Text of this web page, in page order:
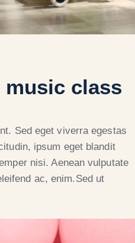
class
Sed eget viverra egestas
ipsum eget blandit
nisi. Aenean vulputate
ac, enim.Sed ut